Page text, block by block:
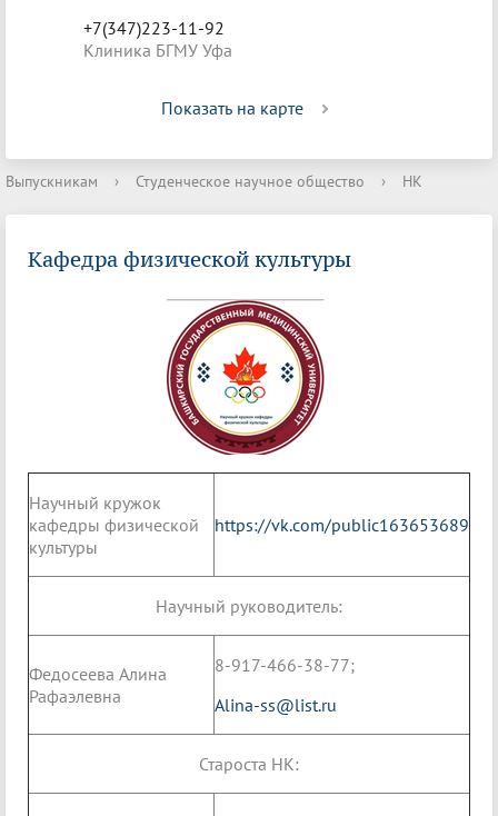
+7(347)223-11-92
Клиника БГМУ Уфа
Показать на карте
Выпускникам › Студенческое научное общество › НК
Кафедра физической культуры
Научный кружок
кафедры физической
культуры
https://vk.com/public163653689
Научный руководитель:
Федосеева Алина
Рафаэлевна
8-917-466-38-77;
Alina-ss@list.ru
Староста НК: